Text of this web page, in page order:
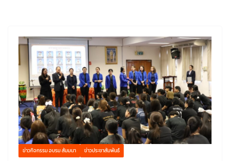
ข่าวกิจกรรม อบรม สัมมนา ข่าวประชาสัมพันธ์